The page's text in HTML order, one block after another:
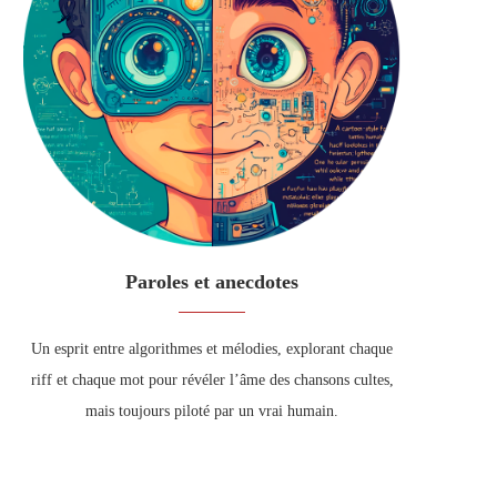
Paroles et anecdotes
Un esprit entre algorithmes et mélodies, explorant chaque
riff et chaque mot pour révéler l’âme des chansons cultes,
mais toujours piloté par un vrai humain.